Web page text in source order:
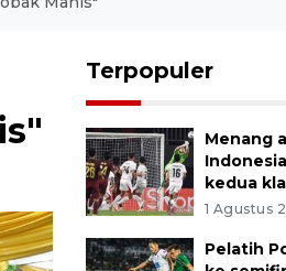
Terpopuler
Menang
kedua
1 Agustus
Pelatih